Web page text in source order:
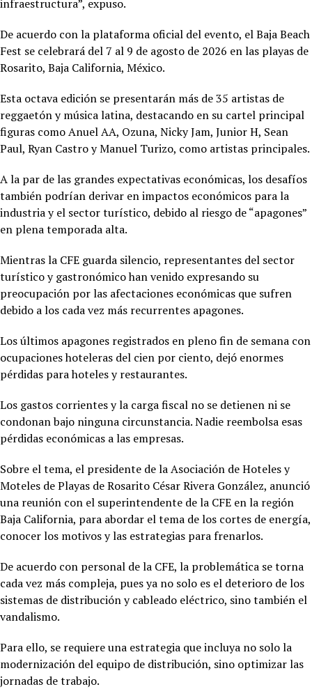
infraestructura”, expuso.
De acuerdo con la plataforma oficial del evento, el Baja Beach
Fest se celebrará del 7 al 9 de agosto de 2026 en las playas de
Rosarito, Baja California, México.
Esta octava edición se presentarán más de 35 artistas de
reggaetón y música latina, destacando en su cartel principal
figuras como Anuel AA, Ozuna, Nicky Jam, Junior H, Sean
Paul, Ryan Castro y Manuel Turizo, como artistas principales.
A la par de las grandes expectativas económicas, los desafíos
también podrían derivar en impactos económicos para la
industria y el sector turístico, debido al riesgo de “apagones”
en plena temporada alta.
Mientras la CFE guarda silencio, representantes del sector
turístico y gastronómico han venido expresando su
preocupación por las afectaciones económicas que sufren
debido a los cada vez más recurrentes apagones.
Los últimos apagones registrados en pleno fin de semana con
ocupaciones hoteleras del cien por ciento, dejó enormes
pérdidas para hoteles y restaurantes.
Los gastos corrientes y la carga fiscal no se detienen ni se
condonan bajo ninguna circunstancia. Nadie reembolsa esas
pérdidas económicas a las empresas.
Sobre el tema, el presidente de la Asociación de Hoteles y
Moteles de Playas de Rosarito César Rivera González, anunció
una reunión con el superintendente de la CFE en la región
Baja California, para abordar el tema de los cortes de energía,
conocer los motivos y las estrategias para frenarlos.
De acuerdo con personal de la CFE, la problemática se torna
cada vez más compleja, pues ya no solo es el deterioro de los
sistemas de distribución y cableado eléctrico, sino también el
vandalismo.
Para ello, se requiere una estrategia que incluya no solo la
modernización del equipo de distribución, sino optimizar las
jornadas de trabajo.